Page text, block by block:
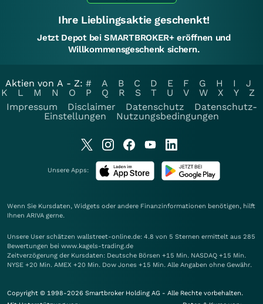
Ihre Lieblingsaktie geschenkt!
Jetzt Depot bei SMARTBROKER+ eröffnen und
Willkommensgeschenk sichern.
Aktien von A - Z: # A B C D E F G H I
J
K
L M N O P Q R S T U V W X Y
Z
Impressum
Disclaimer Datenschutz
Datenschutz-
Einstellungen
Nutzungsbedingungen
Unsere Apps:
Wenn Sie Kursdaten, Widgets oder andere Finanzinformationen benötigen, hilft
Ihnen ARIVA gerne.
Unsere User schätzen wallstreet-online.de: 4.8 von 5 Sternen ermittelt aus 285
Bewertungen bei www.kagels-trading.de
Zeitverzögerung der Kursdaten: Deutsche Börsen +15 Min. NASDAQ +15 Min.
NYSE +20 Min. AMEX +20 Min. Dow Jones +15 Min. Alle Angaben ohne Gewähr.
Copyright © 1998-2026 Smartbroker Holding AG - Alle Rechte vorbehalten.